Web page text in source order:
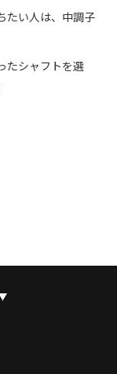
たい人は、中調子
たシャフトを選